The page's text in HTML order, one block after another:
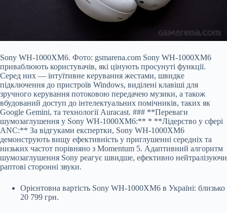
Sony WH-1000XM6. Фото: gsmarena.com Sony WH-1000XM6
приваблюють користувачів, які цінують просунуті функції.
Серед них — інтуїтивне керування жестами, швидке
підключення до пристроїв Windows, виділені клавіші для
зручного керування потоковою передачею музики, а також
вбудований доступ до інтелектуальних помічників, таких як
Google Gemini, та технології Auracast. ### **Переваги
шумозаглушення у Sony WH-1000XM6:** * **Лідерство у сфері
ANC:** За відгуками експертки, Sony WH-1000XM6
демонструють вищу ефективність у приглушенні середніх та
низьких частот порівняно з Momentum 5. Адаптивний алгоритм
шумозаглушення Sony реагує швидше, ефективно нейтралізуючи
раптові сторонні звуки.
Орієнтовна вартість Sony WH-1000XM6 в Україні: близько
20 799 грн.